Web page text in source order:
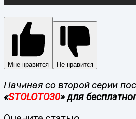
Мне нравится Не нравится
Начиная со второй серии
«STOLOTO30» для